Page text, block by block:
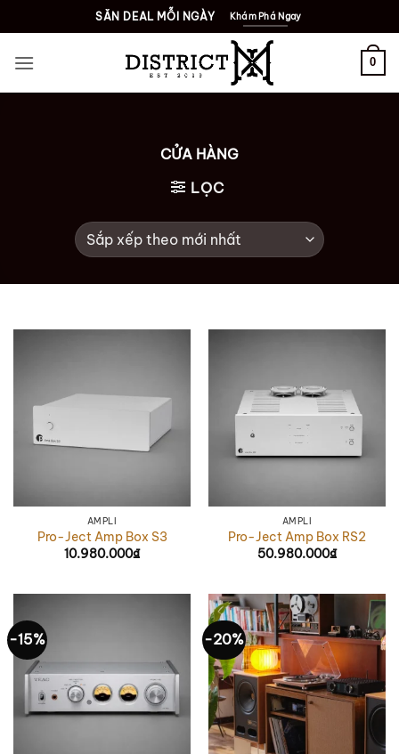
qua
nội
SĂN DEAL MỖI NGÀY Khám Phá Ngay
0
CỬA HÀNG
LỌC
AMPLI
Pro-Ject Amp Box S3
10.980.000₫
AMPLI
Pro-Ject Amp Box RS2
50.980.000₫
-15% -20%